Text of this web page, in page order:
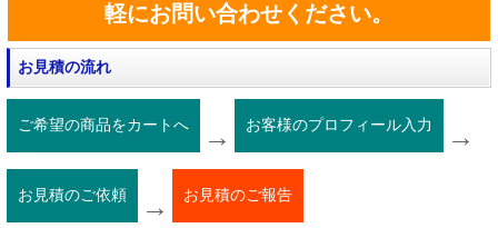
軽にお問い合わせください。
お見積の流れ
ご希望の商品をカートへ → お客様のプロフィール入力 →
お見積のご依頼 → お見積のご報告